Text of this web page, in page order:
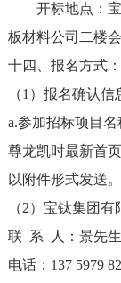
开标地点：
板材料公司二楼
十四、报名方式：
（1 ）报名确认信
a.参加招标项目
尊龙凯时最新首页
以附件形式发送
（2）宝钛集团有
联 系
人：景先生
电话： 137 5979